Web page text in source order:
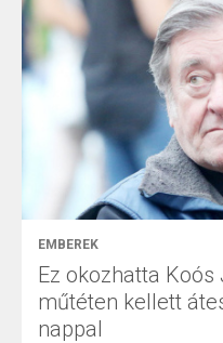
EMBEREK
Ez okozhatta
műtéten kellett
nappal